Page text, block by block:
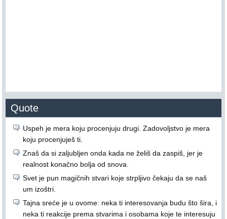
Quote
Uspeh je mera koju procenjuju drugi. Zadovoljstvo je mera
koju procenjuješ ti.
Znaš da si zaljubljen onda kada ne želiš da zaspiš, jer je
realnost konačno bolja od snova.
Svet je pun magičnih stvari koje strpljivo čekaju da se naš
um izoštri.
Tajna sreće je u ovome: neka ti interesovanja budu što šira, i
neka ti reakcije prema stvarima i osobama koje te interesuju